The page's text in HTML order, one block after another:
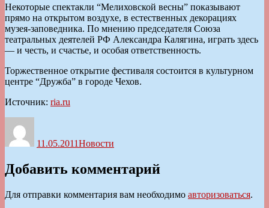
Некоторые спектакли “Мелиховской весны” показывают
прямо на открытом воздухе, в естественных декорациях
музея-заповедника. По мнению председателя Союза
театральных деятелей РФ Александра Калягина, играть здесь
— и честь, и счастье, и особая ответственность.
Торжественное открытие фестиваля состоится в культурном
центре “Дружба” в городе Чехов.
Источник: ria.ru
11.05.2011Новости
Добавить комментарий
Для отправки комментария вам необходимо авторизоваться.